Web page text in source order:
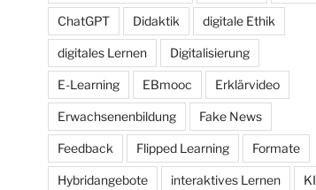
ChatGPT Didaktik digitale Ethik
digitales Lernen Digitalisierung
E-Learning EBmooc Erklärvideo
Erwachsenenbildung Fake News
Feedback Flipped Learning Formate
Hybridangebote interaktives Lernen KI